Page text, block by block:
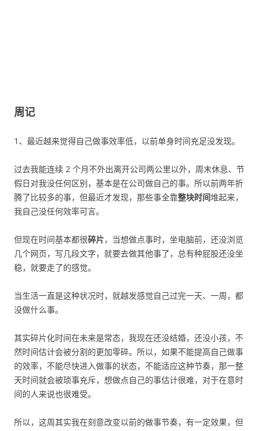
周记
1、最近越来觉得自己做事效率低，以前单身时间充足没发现。
过去我能连续 2 个月不外出离开公司两公里以外，周末休息、节
假日对我没任何区别，基本是在公司做自己的事。所以前两年折
腾了比较多的事，但最近才发现，那些事全靠整块时间堆起来，
我自己没任何效率可言。
但现在时间基本都很碎片，当想做点事时，坐电脑前，还没浏览
几个网页，写几段文字，就要去做其他事了，总有种屁股还没坐
稳，就要走了的感觉。
当生活一直是这种状况时，就越发感觉自己过完一天、一周，都
没做什么事。
其实碎片化时间在未来是常态，我现在还没结婚，还没小孩，不
然时间估计会被分割的更加零碎。所以，如果不能提高自己做事
的效率，不能尽快进入做事的状态，不能适应这种节奏，那一整
天时间就会被琐事充斥，想做点自己的事估计很难，对于在意时
间的人来说也很难受。
所以，这周其实我在刻意改变以前的做事节奏，有一定效果，但